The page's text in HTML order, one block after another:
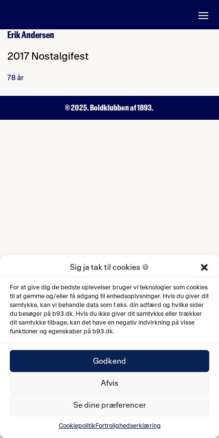
Sig ja tak til cookies 🍪
For at give dig de bedste oplevelser bruger vi teknologier som cookies
til at gemme og/eller få adgang til enhedsoplysninger. Hvis du giver dit
samtykke, kan vi behandle data som f.eks. din adfærd og hvilke sider
du besøger på b93.dk. Hvis du ikke giver dit samtykke eller trækker
dit samtykke tilbage, kan det have en negativ indvirkning på visse
funktioner og egenskaber på b93.dk.
Godkend
Afvis
Se dine præferencer
CookiepolitikFortrolighedserklæring
Erik Andersen
2017 Nostalgifest
78 år
© 2025. Boldklubben af 1893.